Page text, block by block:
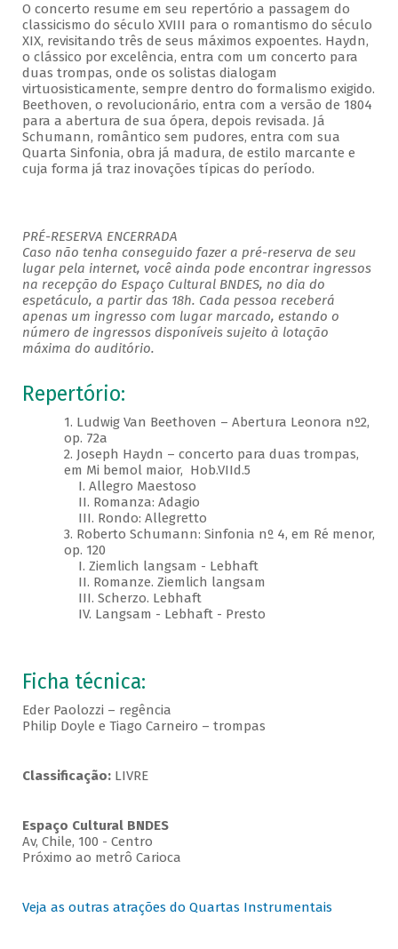
O concerto resume em seu repertório a passagem do
classicismo do século XVIII para o romantismo do século
XIX, revisitando três de seus máximos expoentes. Haydn,
o clássico por excelência, entra com um concerto para
duas trompas, onde os solistas dialogam
virtuosisticamente, sempre dentro do formalismo exigido.
Beethoven, o revolucionário, entra com a versão de 1804
para a abertura de sua ópera, depois revisada. Já
Schumann, romântico sem pudores, entra com sua
Quarta Sinfonia, obra já madura, de estilo marcante e
cuja forma já traz inovações típicas do período.
PRÉ-RESERVA ENCERRADA
Caso não tenha conseguido fazer a pré-reserva de seu
lugar pela internet, você ainda pode encontrar ingressos
na recepção do Espaço Cultural BNDES, no dia do
espetáculo, a partir das 18h. Cada pessoa receberá
apenas um ingresso com lugar marcado, estando o
número de ingressos disponíveis sujeito à lotação
máxima do auditório.
Repertório:
1. Ludwig Van Beethoven – Abertura Leonora nº2,
op. 72a
2. Joseph Haydn – concerto para duas trompas,
em Mi bemol maior, Hob.VIId.5
I. Allegro Maestoso
II. Romanza: Adagio
III. Rondo: Allegretto
3. Roberto Schumann: Sinfonia nº 4, em Ré menor,
op. 120
I. Ziemlich langsam - Lebhaft
II. Romanze. Ziemlich langsam
III. Scherzo. Lebhaft
IV. Langsam - Lebhaft - Presto
Ficha técnica:
Eder Paolozzi – regência
Philip Doyle e Tiago Carneiro – trompas
Classificação:LIVRE
Espaço Cultural BNDES
Av, Chile, 100 - Centro
Próximo ao metrô Carioca
Veja as outras atrações do Quartas Instrumentais